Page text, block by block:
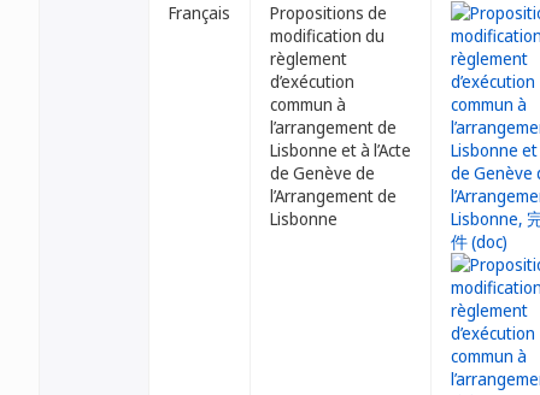
Français
Propositions de
modification du
règlement
d’exécution
commun à
l’arrangement de
Lisbonne et à l’Acte
de Genève de
l’Arrangement de
Lisbonne